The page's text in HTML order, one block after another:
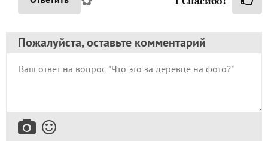
Пожалуйста, оставьте комментарий